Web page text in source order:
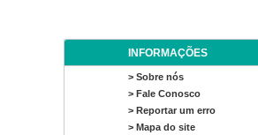
INFORMAÇÕES
> Sobre nós
> Fale Conosco
> Reportar um erro
> Mapa do site